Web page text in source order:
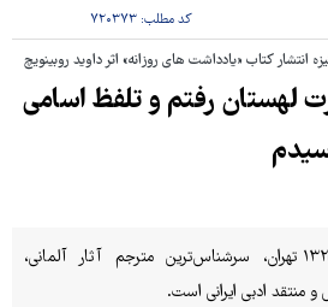
کد مطلب:۷۲۰۳۷۳
انتشار کتاب «یادداشت های روزانه» اثر داوید روبینویچ
لهستان رفتم و تلفظ اسامی
محمود حسینی‌زاد، زاده ۱۳۲۵ تهران، سرشناس‌ترین مترجم آثار آلمانی،
منتقد ادبی ایرانی است.